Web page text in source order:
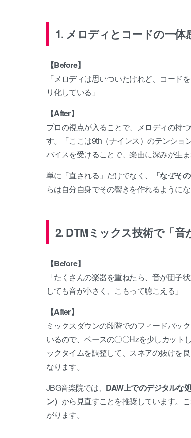
1. メロディとコードの一体
【Before】
「メロディは思いついたけれど、コード
リ化している」
【After】
プロの視点が入ることで、メロディの持
す。「ここは9th（ナインス）のテンショ
バイスを受けることで、楽曲に深みが生ま
単に「直される」だけでなく、
「なぜそ
らは自分自身でその響きを作れるように
2. DTMミックス技術で「音
【Before】
「たくさんの楽器を重ねたら、音が団子
しても音が小さく、こもって聴こえる」
【After】
ミックスダウンの段階でのフィードバッ
いるので、ベースの〇〇Hzを少しカット
ックタイムを調整して、スネアの抜けを
なります。
JBG音楽院では、 DAW上でのデジタルな
ン） から見直すことを推奨しています。
がります。